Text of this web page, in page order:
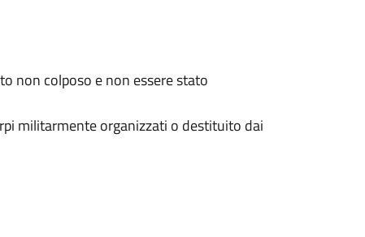
non colposo e non essere stato
militarmente organizzati o destituito dai